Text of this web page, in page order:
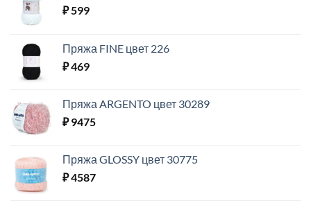
₽599
Пряжа FINE цвет 226
₽469
Пряжа ARGENTO цвет 30289
₽9475
Пряжа GLOSSY цвет 30775
₽4587